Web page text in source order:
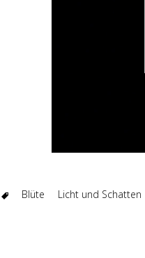
Blüte Licht und Schatten